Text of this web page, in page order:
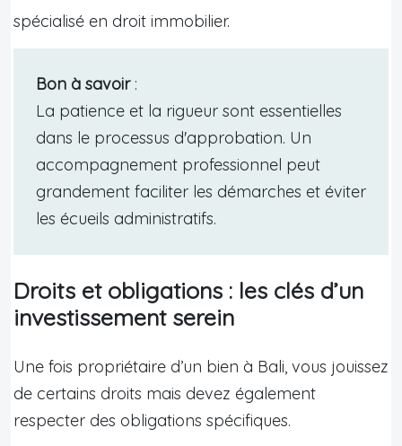
spécialisé en droit immobilier.
Bon à savoir:
La patience et la rigueur sont essentielles
dans le processus d'approbation. Un
accompagnement professionnel peut
grandement faciliter les démarches et éviter
les écueils administratifs.
Droits et obligations : les clés d’un
investissement serein
Une fois propriétaire d’un bien à Bali, vous jouissez
de certains droits mais devez également
respecter des obligations spécifiques.